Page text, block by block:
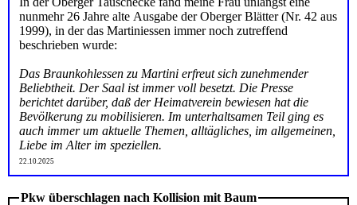
nunmehr 26 Jahre alte Ausgabe der Oberger Blätter (Nr. 42 aus
1999), in der das Martiniessen immer noch zutreffend
beschrieben wurde:
Das Braunkohlessen zu Martini erfreut sich zunehmender
Beliebtheit. Der Saal ist immer voll besetzt. Die Presse
berichtet darüber, daß der Heimatverein bewiesen hat die
Bevölkerung zu mobilisieren. Im unterhaltsamen Teil ging es
auch immer um aktuelle Themen, alltägliches, im allgemeinen,
Liebe im Alter im speziellen.
22.10.2025
Pkw überschlagen nach Kollision mit Baum